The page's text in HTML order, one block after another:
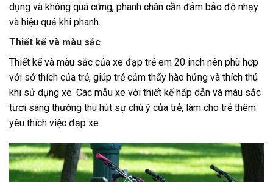
dụng và không quá cứng, phanh chân cần đảm bảo độ nhạy
và hiệu quả khi phanh.
Thiết kế và màu sắc
Thiết kế và màu sắc của xe đạp trẻ em 20 inch nên phù hợp
với sở thích của trẻ, giúp trẻ cảm thấy hào hứng và thích thú
khi sử dụng xe. Các mẫu xe với thiết kế hấp dẫn và màu sắc
tươi sáng thường thu hút sự chú ý của trẻ, làm cho trẻ thêm
yêu thích việc đạp xe.